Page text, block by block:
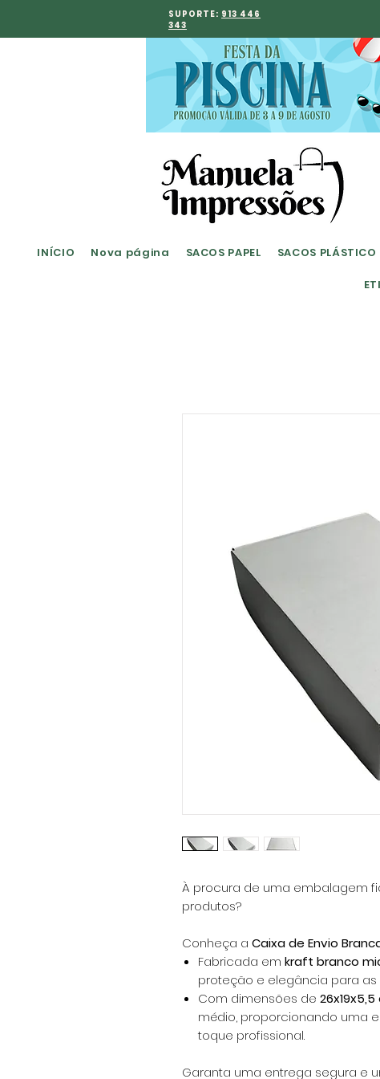
SUPORTE: 913 446
343
INÍCIO Nova página SACOS PAPEL SACOS PLÁSTICO
À procura de uma embalagem
produtos?
Conheça a Caixa de Envio
Fabricada em kraft branco
proteção e elegância para as
Com dimensões de
médio, proporcionando uma
toque profissional.
Garanta uma entrega segura e